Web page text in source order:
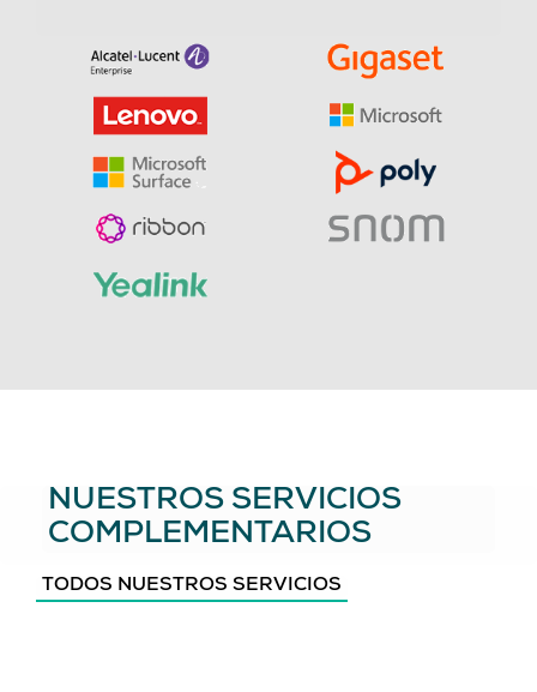
NUESTROS SERVICIOS
COMPLEMENTARIOS
TODOS NUESTROS SERVICIOS